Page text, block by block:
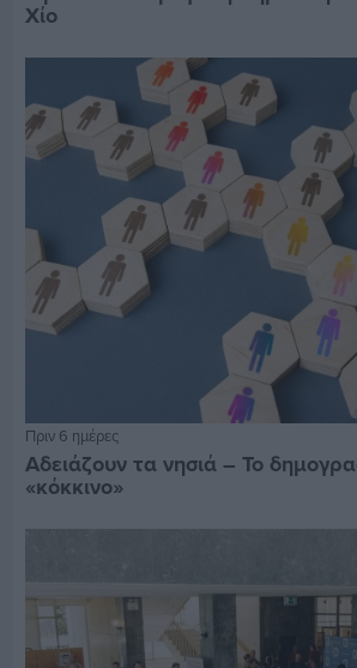
Χίο
Πριν 6 ημέρες
Αδειάζουν τα νησιά – Το
«κόκκινο»